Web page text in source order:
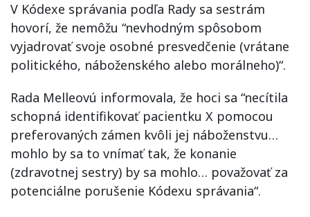
V Kódexe správania podľa Rady sa sestrám
hovorí, že nemôžu “nevhodným spôsobom
vyjadrovať svoje osobné presvedčenie (vrátane
politického, náboženského alebo morálneho)“.
Rada Melleovú informovala, že hoci sa “necítila
schopná identifikovať pacientku X pomocou
preferovaných zámen kvôli jej náboženstvu…
mohlo by sa to vnímať tak, že konanie
(zdravotnej sestry) by sa mohlo… považovať za
potenciálne porušenie Kódexu správania“.